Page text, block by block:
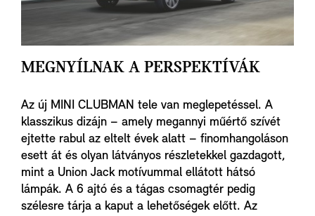
MEGNYÍLNAK A PERSPEKTÍVÁK
Az új MINI CLUBMAN tele van meglepetéssel. A
klasszikus dizájn – amely megannyi műértő szívét
ejtette rabul az eltelt évek alatt – finomhangoláson
esett át és olyan látványos részletekkel gazdagott,
mint a Union Jack motívummal ellátott hátsó
lámpák. A 6 ajtó és a tágas csomagtér pedig
szélesre tárja a kaput a lehetőségek előtt. Az